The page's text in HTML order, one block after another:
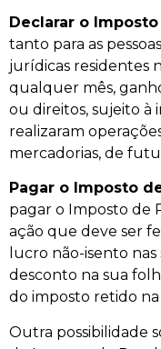
Declarar o
tanto para as
jurídicas residentes
qualquer mês,
ou direitos, sujeito à
realizaram
mercadorias, de
Pagar o Imposto
pagar o Imposto de
ação que deve ser
lucro não-isento
desconto na sua
do imposto retido
Outra possibilidade